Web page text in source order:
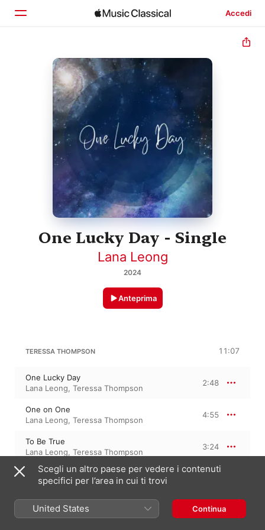
Accedi
Home
Scopri
Cerca
One Lucky Day - Single
Lana Leong
2024
Anteprima
TERESSA THOMPSON 11:07
One Lucky Day
Lana Leong, Teressa Thompson
2:48
One on One
Lana Leong, Teressa Thompson
4:55
To Be True
Lana Leong, Teressa Thompson
3:24
3 tracce, 11 minuti
℗ 2024 Lana Leong
Scegli un altro paese per vedere i contenuti
specifici per l’area in cui ti trovi
United States Continua